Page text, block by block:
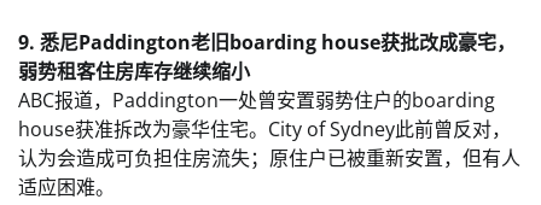
9. 悉尼Paddington老旧boarding house获批改成豪宅，
弱势租客住房库存继续缩小
ABC报道，Paddington一处曾安置弱势住户的boarding
house获准拆改为豪华住宅。City of Sydney此前曾反对，
认为会造成可负担住房流失；原住户已被重新安置，但有人
适应困难。